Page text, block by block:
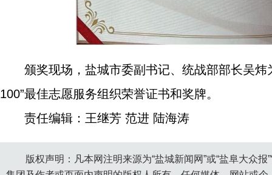
颁奖现场，盐城市委副书记、统战部部长吴
100”最佳志愿服务组织荣誉证书和奖牌。
责任编辑：王继芳 范进 陆海涛
版权声明：凡本网注明来源为“盐城新闻网”或“盐阜大众